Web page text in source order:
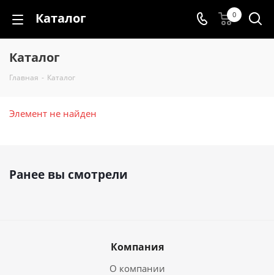
Каталог 0
Каталог
Главная - Каталог
Элемент не найден
Ранее вы смотрели
Компания
О компании